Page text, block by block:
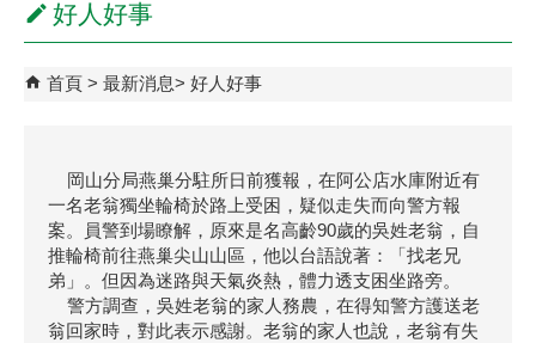
好人好事
首頁 最新消息 好人好事
岡山分局燕巢分駐所日前獲報，在阿公店水庫附近有
一名老翁獨坐輪椅於路上受困，疑似走失而向警方報
案。員警到場瞭解，原來是名高齡90歲的吳姓老翁，自
推輪椅前往燕巢尖山山區，他以台語說著：「找老兄
弟」。但因為迷路與天氣炎熱，體力透支困坐路旁。
警方調查，吳姓老翁的家人務農，在得知警方護送老
翁回家時，對此表示感謝。老翁的家人也說，老翁有失